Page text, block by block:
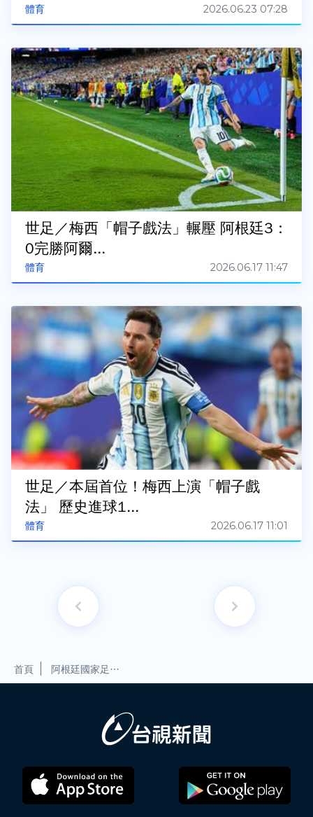
體育 2026.06.23 07:28
體育
世足／梅西「帽子戲法」輾壓 阿根廷3：
0完勝阿爾...
2026.06.17 11:47
體育
世足／本屆首位！梅西上演「帽子戲
法」 歷史進球1...
2026.06.17 11:01
首頁 阿根廷國家足球隊